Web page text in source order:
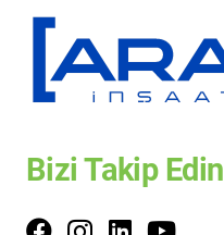
Bizi Takip Edin